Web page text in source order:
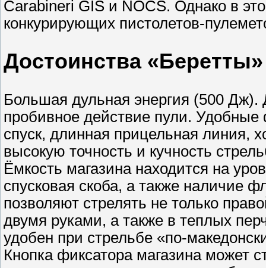
Carabineri GIS и NOCS. Однако в
конкурирующих пистолетов-
Достоинства «Беретты»
Большая дульная энергия (500
пробивное действие пули. Удобные
спуск, длинная прицельная линия,
высокую точность и кучность
Ёмкость магазина находится на
спусковая скоба, а также наличие
позволяют стрелять не только
двумя руками, а также в теплых
удобен при стрельбе «по-
Кнопка фиксатора магазина может